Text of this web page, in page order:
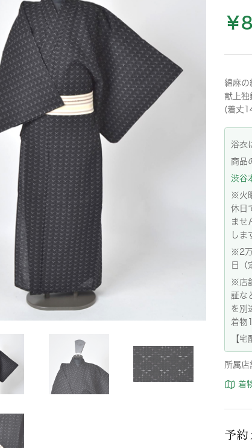
￥
綿麻の
献上独
(着丈
浴衣
商品
渋谷
※火
休日
ませ
しま
※2万
日（
※店
証な
を別
着物
【宅
所属店
着
予